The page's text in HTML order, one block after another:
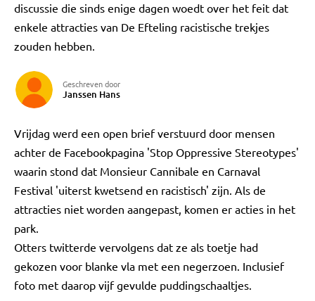
discussie die sinds enige dagen woedt over het feit dat
enkele attracties van De Efteling racistische trekjes
zouden hebben.
Geschreven door
Janssen Hans
Vrijdag werd een open brief verstuurd door mensen
achter de Facebookpagina 'Stop Oppressive Stereotypes'
waarin stond dat Monsieur Cannibale en Carnaval
Festival 'uiterst kwetsend en racistisch' zijn. Als de
attracties niet worden aangepast, komen er acties in het
park.
Otters twitterde vervolgens dat ze als toetje had
gekozen voor blanke vla met een negerzoen. Inclusief
foto met daarop vijf gevulde puddingschaaltjes.